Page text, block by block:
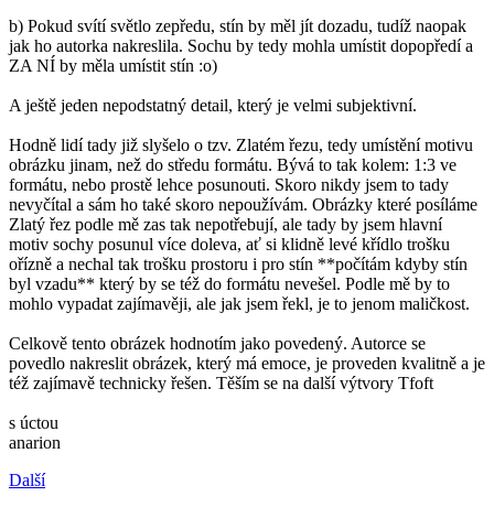
b) Pokud svítí světlo zepředu, stín by měl jít dozadu, tudíž naopak
jak ho autorka nakreslila. Sochu by tedy mohla umístit dopopředí a
ZA NÍ by měla umístit stín :o)
A ještě jeden nepodstatný detail, který je velmi subjektivní.
Hodně lidí tady již slyšelo o tzv. Zlatém řezu, tedy umístění motivu
obrázku jinam, než do středu formátu. Bývá to tak kolem: 1:3 ve
formátu, nebo prostě lehce posunouti. Skoro nikdy jsem to tady
nevyčítal a sám ho také skoro nepoužívám. Obrázky které posíláme
Zlatý řez podle mě zas tak nepotřebují, ale tady by jsem hlavní
motiv sochy posunul více doleva, ať si klidně levé křídlo trošku
ořízně a nechal tak trošku prostoru i pro stín **počítám kdyby stín
byl vzadu** který by se též do formátu nevešel. Podle mě by to
mohlo vypadat zajímavěji, ale jak jsem řekl, je to jenom maličkost.
Celkově tento obrázek hodnotím jako povedený. Autorce se
povedlo nakreslit obrázek, který má emoce, je proveden kvalitně a je
též zajímavě technicky řešen. Těším se na další výtvory Tfoft
s úctou
anarion
Další